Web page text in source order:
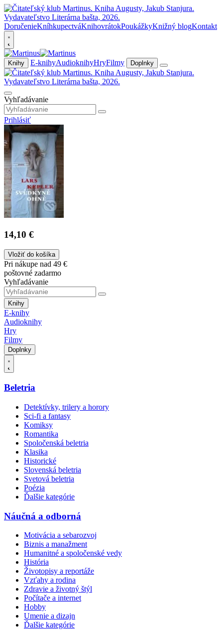
DoručenieKníhkupectváKnihovrátokPoukážkyKnižný blogKontakt
Knihy E-knihyAudioknihyHryFilmy Doplnky
Vyhľadávanie
Prihlásiť
14,10 €
Vložiť do košíka
Pri nákupe nad 49 €
poštovné zadarmo
Vyhľadávanie
Knihy
E-knihy
Audioknihy
Hry
Filmy
Doplnky
Beletria
Detektívky, trilery a horory
Sci-fi a fantasy
Komiksy
Romantika
Spoločenská beletria
Klasika
Historické
Slovenská beletria
Svetová beletria
Poézia
Ďalšie kategórie
Náučná a odborná
Motivácia a sebarozvoj
Biznis a manažment
Humanitné a spoločenské vedy
História
Životopisy a reportáže
Vzťahy a rodina
Zdravie a životný štýl
Počítače a internet
Hobby
Umenie a dizajn
Ďalšie kategórie